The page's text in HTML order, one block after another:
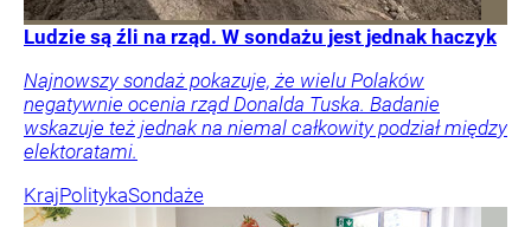
Ludzie są źli na rząd. W sondażu jest jednak haczyk
Najnowszy sondaż pokazuje, że wielu Polaków
negatywnie ocenia rząd Donalda Tuska. Badanie
wskazuje też jednak na niemal całkowity podział między
elektoratami.
KrajPolitykaSondaże